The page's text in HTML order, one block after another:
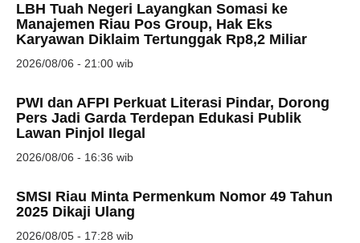
LBH Tuah Negeri Layangkan Somasi ke
Manajemen Riau Pos Group, Hak Eks
Karyawan Diklaim Tertunggak Rp8,2 Miliar
2026/08/06 - 21:00 wib
PWI dan AFPI Perkuat Literasi Pindar, Dorong
Pers Jadi Garda Terdepan Edukasi Publik
Lawan Pinjol Ilegal
2026/08/06 - 16:36 wib
SMSI Riau Minta Permenkum Nomor 49 Tahun
2025 Dikaji Ulang
2026/08/05 - 17:28 wib